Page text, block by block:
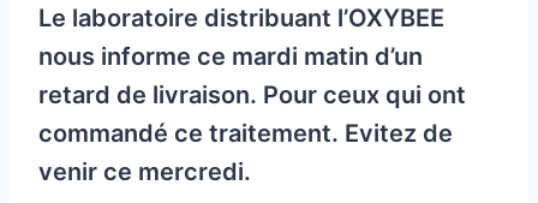
Le laboratoire distribuant l’OXYBEE
nous informe ce mardi matin d’un
retard de livraison. Pour ceux qui ont
commandé ce traitement. Evitez de
venir ce mercredi.